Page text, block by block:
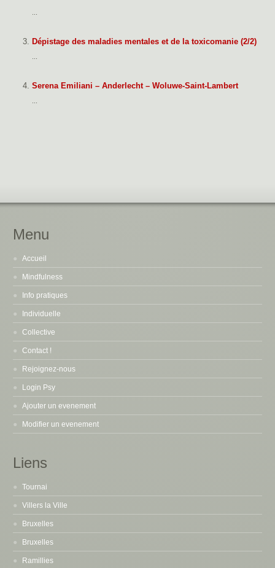
Dépistage des maladies mentales et de la toxicomanie (2/2)
Serena Emiliani – Anderlecht – Woluwe-Saint-Lambert
Menu
Accueil
Mindfulness
Info pratiques
Individuelle
Collective
Contact !
Rejoignez-nous
Login Psy
Ajouter un evenement
Modifier un evenement
Liens
Tournai
Villers la Ville
Bruxelles
Bruxelles
Ramillies